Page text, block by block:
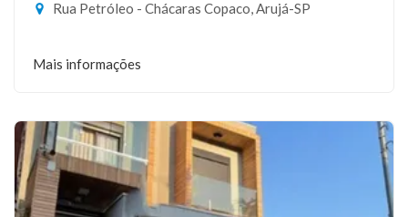
Rua Petróleo - Chácaras Copaco, Arujá-SP
Mais informações